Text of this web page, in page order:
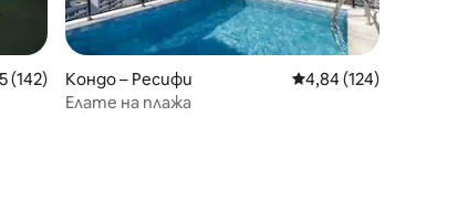
оценка: 4,95 от 5, 142 отзива
(142)
Кондо – Ресифи Средна оценка: 4,84
4,84 (124)
Елате на плажа